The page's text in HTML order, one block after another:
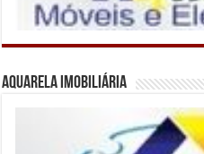
Aquarela Imobiliária